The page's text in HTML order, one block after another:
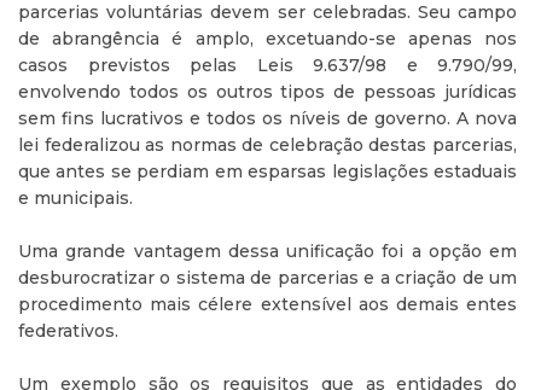
parcerias voluntárias devem ser celebradas. Seu campo
de abrangência é amplo, excetuando-se apenas nos
casos previstos pelas Leis 9.637/98 e 9.790/99,
envolvendo todos os outros tipos de pessoas jurídicas
sem fins lucrativos e todos os níveis de governo. A nova
lei federalizou as normas de celebração destas parcerias,
que antes se perdiam em esparsas legislações estaduais
e municipais.
Uma grande vantagem dessa unificação foi a opção em
desburocratizar o sistema de parcerias e a criação de um
procedimento mais célere extensível aos demais entes
federativos.
Um exemplo são os requisitos que as entidades do